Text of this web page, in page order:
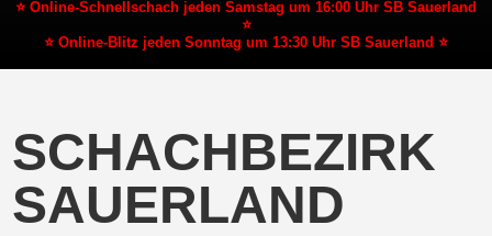
⭐ Online-Schnellschach jeden Samstag um 16:00 Uhr SB Sauerland
⭐
⭐ Online-Blitz jeden Sonntag um 13:30 Uhr SB Sauerland ⭐
SCHACHBEZIRK
SAUERLAND